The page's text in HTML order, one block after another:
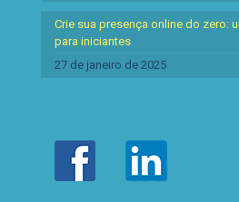
Crie sua presença online do zero:
para iniciantes
27 de janeiro de 2025